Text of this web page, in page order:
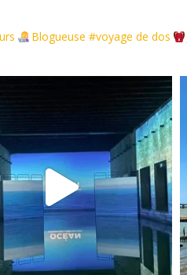
Blogueuse #voyage de dos